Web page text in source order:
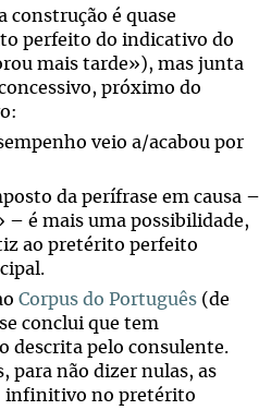
construção é quase
perfeito do indicativo do
mais tarde»), mas junta
próximo do
veio a/acabou por
da perífrase em causa –
é mais uma possibilidade,
ao pretérito perfeito
Corpus do Português (de
conclui que tem
descrita pelo consulente.
para não dizer nulas, as
infinitivo no pretérito